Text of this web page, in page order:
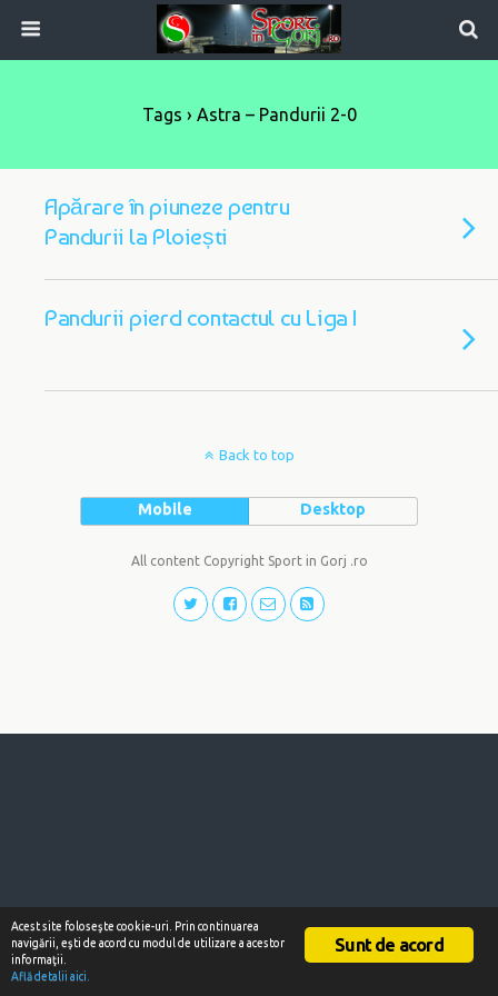
Tags › Astra – Pandurii 2-0
Apărare în piuneze pentru
Pandurii la Ploiești
Pandurii pierd contactul cu Liga I
Back to top
Mobile Desktop
All content Copyright Sport in Gorj .ro
Sunt de acord
Acest site foloseşte cookie-uri. Prin continuarea
navigării, eşti de acord cu modul de utilizare a acestor
informaţii.
Află detalii aici.